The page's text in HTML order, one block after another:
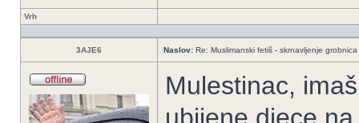
Vrh
3AJE6 Naslov: Re: Muslimanski fetiš - skrnavljenje
Mulestinac,